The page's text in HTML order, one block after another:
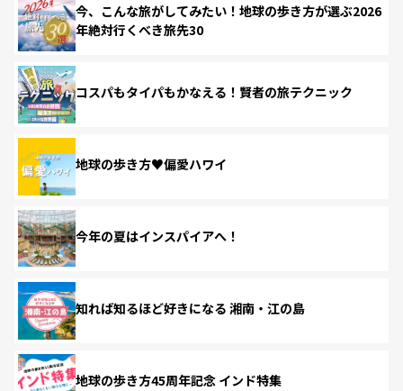
今、こんな旅がしてみたい！地球の歩き方が選ぶ2026
年絶対行くべき旅先30
コスパもタイパもかなえる！賢者の旅テクニック
地球の歩き方♥偏愛ハワイ
今年の夏はインスパイアへ！
知れば知るほど好きになる 湘南・江の島
地球の歩き方45周年記念 インド特集